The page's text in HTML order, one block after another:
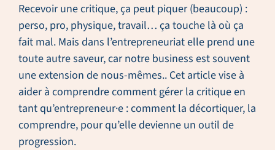
Recevoir une critique, ça peut piquer (beaucoup) :
perso, pro, physique, travail… ça touche là où ça
fait mal. Mais dans l’entrepreneuriat elle prend une
toute autre saveur, car notre business est souvent
une extension de nous-mêmes.. Cet article vise à
aider à comprendre comment gérer la critique en
tant qu’entrepreneur·e : comment la décortiquer, la
comprendre, pour qu’elle devienne un outil de
progression.